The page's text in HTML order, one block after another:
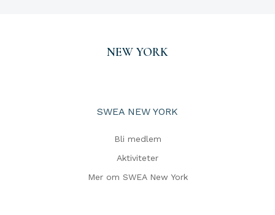
NEW YORK
SWEA NEW YORK
Bli medlem
Aktiviteter
Mer om SWEA New York